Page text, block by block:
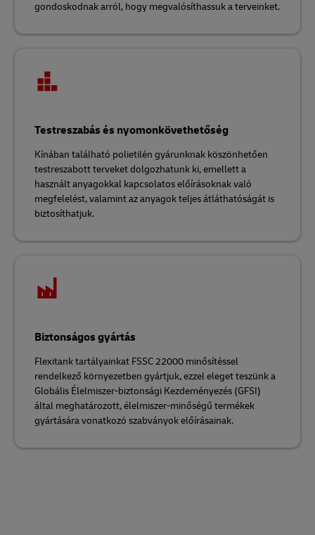
gondoskodnak arról, hogy megvalósíthassuk a terveinket.
Testreszabás és nyomonkövethetőség
Kínában található polietilén gyárunknak köszönhetően
testreszabott terveket dolgozhatunk ki, emellett a
használt anyagokkal kapcsolatos előírásoknak való
megfelelést, valamint az anyagok teljes átláthatóságát is
biztosíthatjuk.
Biztonságos gyártás
Flexitank tartályainkat FSSC 22000 minősítéssel
rendelkező környezetben gyártjuk, ezzel eleget teszünk a
Globális Élelmiszer-biztonsági Kezdeményezés (GFSI)
által meghatározott, élelmiszer-minőségű termékek
gyártására vonatkozó szabványok előírásainak.